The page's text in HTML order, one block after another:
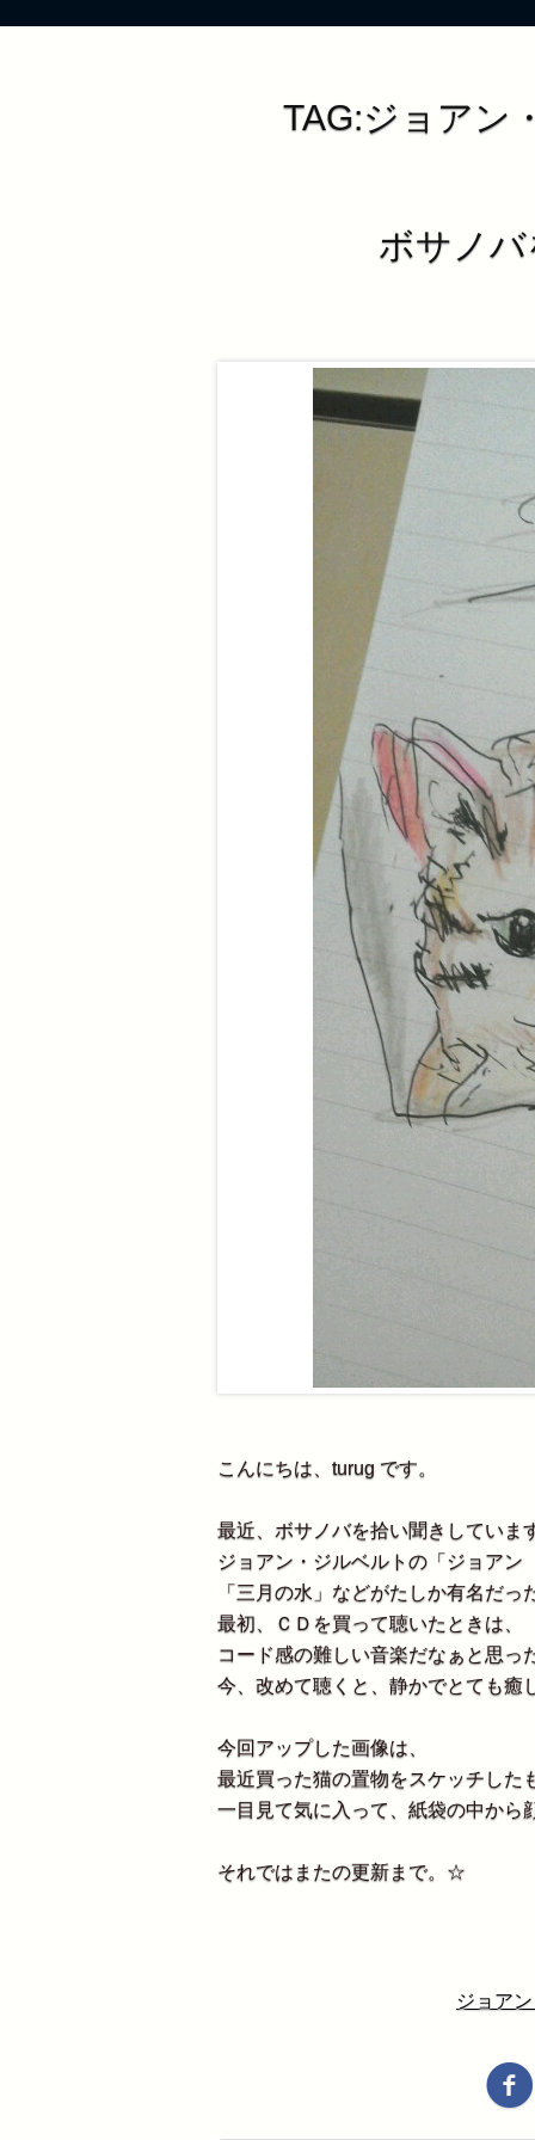
TAG:ジョア
ボサノ
こんにちは、turug です。
最近、ボサノバを拾い聞きしていま
ジョアン・ジルベルトの「ジョア
「三月の水」などがたしか有名だっ
最初、ＣＤを買って聴いたときは、
コード感の難しい音楽だなぁと思っ
今、改めて聴くと、静かでとても癒
今回アップした画像は、
最近買った猫の置物をスケッチした
一目見て気に入って、紙袋の中から
それではまたの更新まで。☆
ジョア